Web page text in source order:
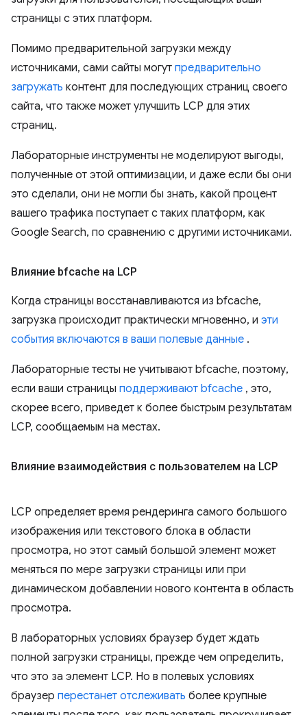
страницы с этих платформ.
Помимо предварительной загрузки между
источниками, сами сайты могут предварительно
загружать контент для последующих страниц своего
сайта, что также может улучшить LCP для этих
страниц.
Лабораторные инструменты не моделируют выгоды,
полученные от этой оптимизации, и даже если бы они
это сделали, они не могли бы знать, какой процент
вашего трафика поступает с таких платформ, как
Google Search, по сравнению с другими источниками.
Влияние bfcache на LCP
Когда страницы восстанавливаются из bfcache,
загрузка происходит практически мгновенно, и эти
события включаются в ваши полевые данные .
Лабораторные тесты не учитывают bfcache, поэтому,
если ваши страницы поддерживают bfcache , это,
скорее всего, приведет к более быстрым результатам
LCP, сообщаемым на местах.
Влияние взаимодействия с пользователем на LCP
LCP определяет время рендеринга самого большого
изображения или текстового блока в области
просмотра, но этот самый большой элемент может
меняться по мере загрузки страницы или при
динамическом добавлении нового контента в область
просмотра.
В лабораторных условиях браузер будет ждать
полной загрузки страницы, прежде чем определить,
что это за элемент LCP. Но в полевых условиях
браузер перестанет отслеживать более крупные